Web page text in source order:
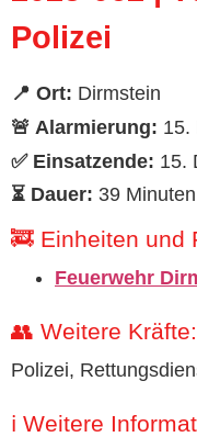
Polizei
📍 Ort: Dirmstein
🚨 Alarmierung: 15.
✅ Einsatzende: 15.
⏳ Dauer: 39 Minuten
🚒 Einheiten und
Feuerwehr
👥 Weitere Kräfte:
Polizei,
ℹ️ Weitere